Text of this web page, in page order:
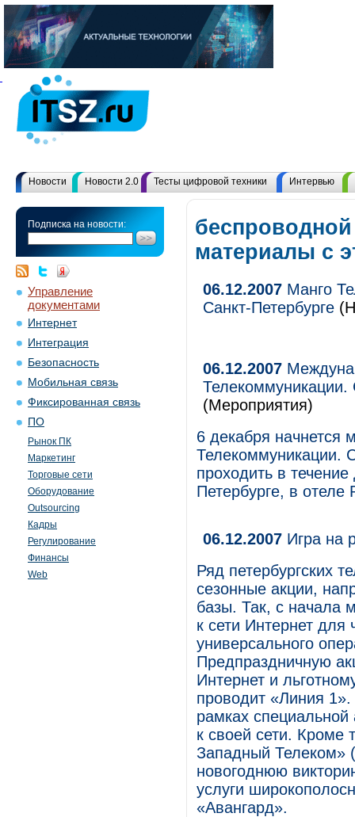
Новости Новости 2.0 Тесты цифровой техники Интервью
Подписка на новости:
Управление
документами
Интернет
Интеграция
Безопасность
Мобильная связь
Фиксированная связь
ПО
Рынок ПК
Маркетинг
Торговые сети
Оборудование
Outsourcing
Кадры
Регулирование
Финансы
Web
материалы с
06.12.2007 Манго
Санкт-Петербурге
06.12.2007
Телекоммуникации.
(Мероприятия)
6 декабря
Телекоммуникации.
проходить в
Петербурге, в
06.12.2007 Игра на
Ряд петербургских
сезонные акции,
базы. Так, с начала
к сети Интернет для
универсального
Предпраздничную
Интернет и
проводит «Линия
рамках специальной
к своей сети. Кроме
Западный Телеком»
новогоднюю
услуги
«Авангард».